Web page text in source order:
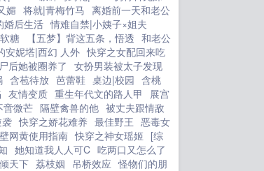
媚 将就|青梅竹马 离婚前一天和老公
婚后生活 情难自禁|小姨子×姐夫
糖 【五梦】背这五条，悟透 和老公
安妮塔|西幻 人外 快穿之女配回来吃
后她被圈养了 女扮男装被太子发现
含苞待放 芭蕾鞋 桌边|校园 含桃
友情变质 重生年代文的路人甲
展宫
啻微芒 隔壁禽兽的他 被丈夫跟情敌
快穿之娇花难养 最佳野王 恶毒女
网黄使用指南 快穿之神女瑶姬 [综
她知道我人人可C 吃两口又怎么了
天下 荔枝姻 吊桥效应 怪物们的朋